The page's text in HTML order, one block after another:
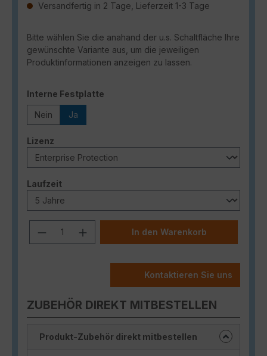
Versandfertig in 2 Tage, Lieferzeit 1-3 Tage
Bitte wählen Sie die anahand der u.s. Schaltfläche Ihre
gewünschte Variante aus, um die jeweiligen
Produktinformationen anzeigen zu lassen.
Interne Festplatte
Nein Ja
Lizenz
Laufzeitauswählen
Produkt Anzahl: Gib den
In den Warenkorb
Kontaktieren Sie uns
ZUBEHÖR DIREKT MITBESTELLEN
Produkt-Zubehör direkt mitbestellen